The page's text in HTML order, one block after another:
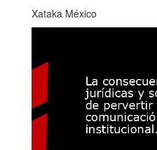
Xataka México